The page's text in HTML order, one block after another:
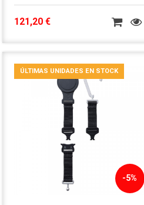
121,20 €
-5%
ÚLTIMAS UNIDADES EN STOCK